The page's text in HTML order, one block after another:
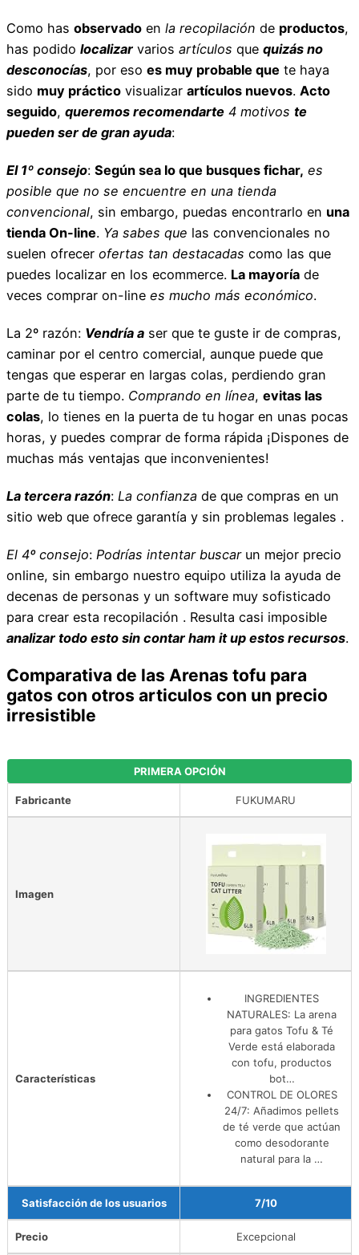
Como has observado en la recopilación de productos,
has podido localizar varios artículos que quizás no
desconocías, por eso es muy probable que te haya
sido muy práctico visualizar artículos nuevos. Acto
seguido, queremos recomendarte 4 motivos te
pueden ser de gran ayuda:
El 1º consejo: Según sea lo que busques fichar, es
posible que no se encuentre en una tienda
convencional, sin embargo, puedas encontrarlo en una
tienda On-line. Ya sabes que las convencionales no
suelen ofrecer ofertas tan destacadas como las que
puedes localizar en los ecommerce. La mayoría de
veces comprar on-line es mucho más económico.
La 2º razón: Vendría a ser que te guste ir de compras,
caminar por el centro comercial, aunque puede que
tengas que esperar en largas colas, perdiendo gran
parte de tu tiempo. Comprando en línea, evitas las
colas, lo tienes en la puerta de tu hogar en unas pocas
horas, y puedes comprar de forma rápida ¡Dispones de
muchas más ventajas que inconvenientes!
La tercera razón: La confianza de que compras en un
sitio web que ofrece garantía y sin problemas legales .
El 4º consejo: Podrías intentar buscarun mejor precio
online, sin embargo nuestro equipo utiliza la ayuda de
decenas de personas y un software muy sofisticado
para crear esta recopilación . Resulta casi imposible
analizar todo esto sin contar ham it up estos recursos.
Comparativa de las Arenas tofu para
gatos con otros articulos con un precio
irresistible
PRIMERA OPCIÓN
Fabricante FUKUMARU
Imagen
Características
INGREDIENTES
NATURALES: La arena
para gatos Tofu & Té
Verde está elaborada
con tofu, productos
bot…
CONTROL DE OLORES
24/7: Añadimos pellets
de té verde que actúan
como desodorante
natural para la …
Satisfacción de los usuarios 7/10
Precio Excepcional